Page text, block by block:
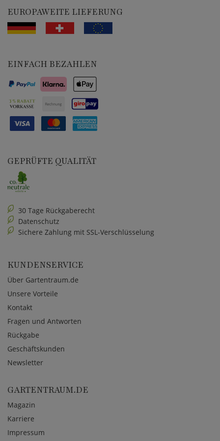
EUROPAWEITE LIEFERUNG
EINFACH BEZAHLEN
GEPRÜFTE QUALITÄT
30 Tage Rückgaberecht
Datenschutz
Sichere Zahlung mit SSL-Verschlüsselung
KUNDENSERVICE
Über Gartentraum.de
Unsere Vorteile
Kontakt
Fragen und Antworten
Rückgabe
Geschäftskunden
Newsletter
GARTENTRAUM.DE
Magazin
Karriere
Impressum